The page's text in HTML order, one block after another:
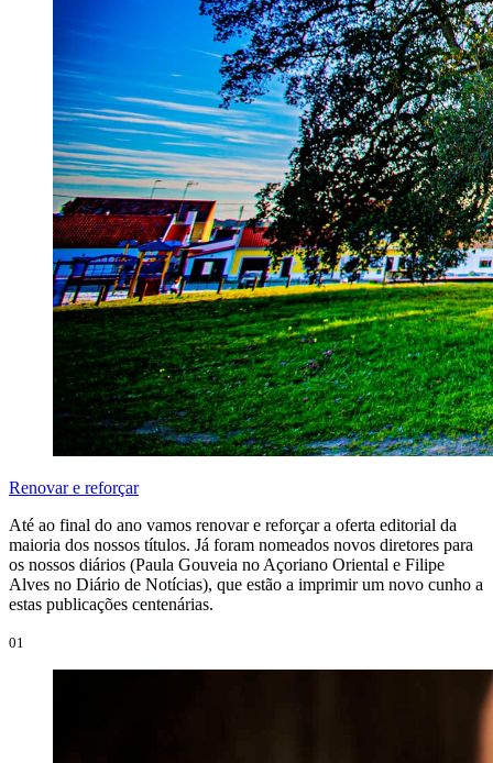
Renovar e reforçar
Até ao final do ano vamos renovar e reforçar a oferta editorial da
maioria dos nossos títulos. Já foram nomeados novos diretores para
os nossos diários (Paula Gouveia no Açoriano Oriental e Filipe
Alves no Diário de Notícias), que estão a imprimir um novo cunho a
estas publicações centenárias.
01